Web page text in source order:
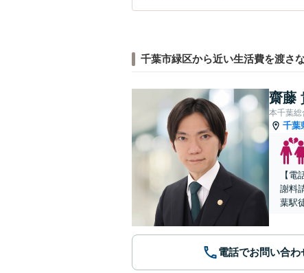
千葉市緑区から近い生活費を渡さ
齋藤
本千葉総
千葉
【
謝料
葉駅
電話でお問い合わ